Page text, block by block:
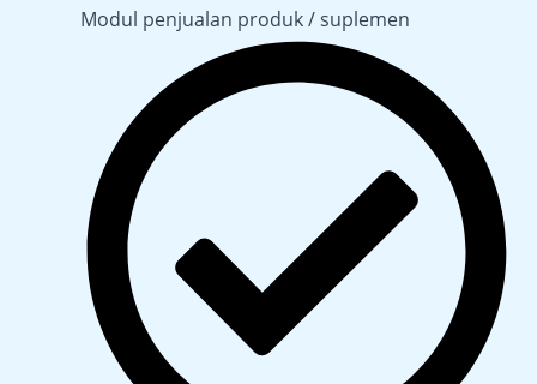
Modul penjualan produk / suplemen